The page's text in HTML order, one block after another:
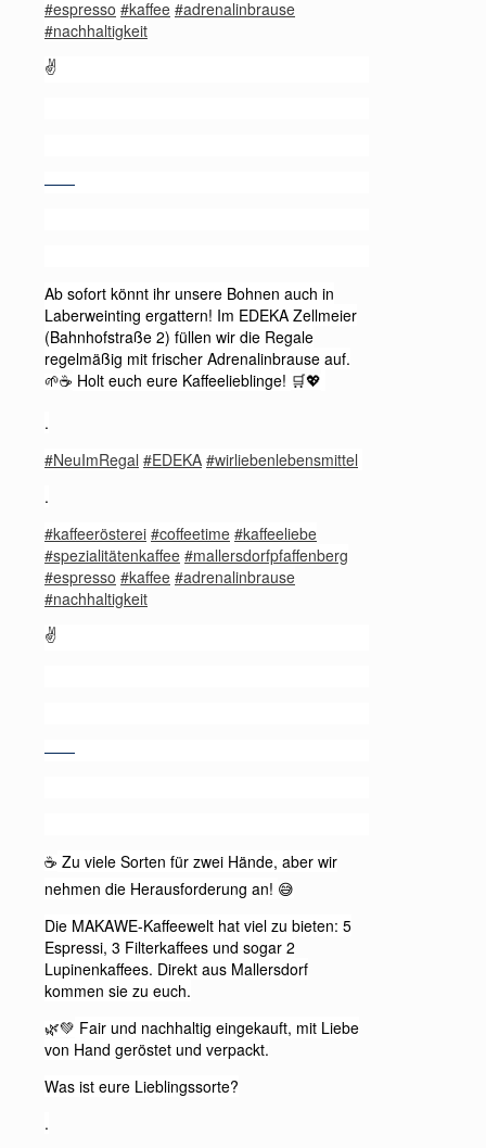
#espresso #kaffee #adrenalinbrause
#nachhaltigkeit
✌️
——
Ab sofort könnt ihr unsere Bohnen auch in
Laberweinting ergattern! Im EDEKA Zellmeier
(Bahnhofstraße 2) füllen wir die Regale
regelmäßig mit frischer Adrenalinbrause auf.
🌱☕️ Holt euch eure Kaffeelieblinge! 🛒💖
.
#NeuImRegal #EDEKA #wirliebenlebensmittel
.
#kaffeerösterei #coffeetime #kaffeeliebe
#spezialitätenkaffee #mallersdorfpfaffenberg
#espresso #kaffee #adrenalinbrause
#nachhaltigkeit
✌️
——
☕️ Zu viele Sorten für zwei Hände, aber wir
nehmen die Herausforderung an! 😅
Die MAKAWE-Kaffeewelt hat viel zu bieten: 5
Espressi, 3 Filterkaffees und sogar 2
Lupinenkaffees. Direkt aus Mallersdorf
kommen sie zu euch.
🌿💚 Fair und nachhaltig eingekauft, mit Liebe
von Hand geröstet und verpackt.
Was ist eure Lieblingssorte?
.